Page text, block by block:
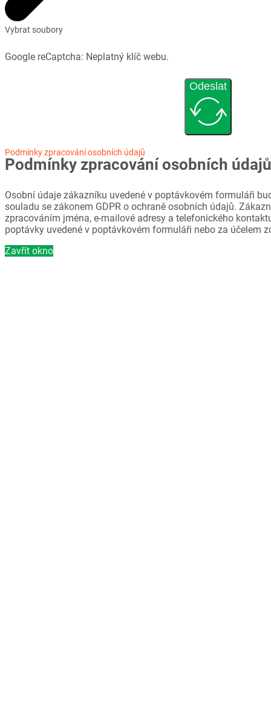
Vybrat soubory
Google reCaptcha: Neplatný klíč webu.
Odeslat
Podmínky zpracování osobních údajů
Podmínky zpracování osobních údajů
Osobní údaje zákazníku uvedené v poptávkovém formuláři
souladu se zákonem GDPR o ochraně osobních údajů.
zpracováním jména, e-mailové adresy a telefonického
poptávky uvedené v poptávkovém formuláři nebo za účelem
Zavřít okno